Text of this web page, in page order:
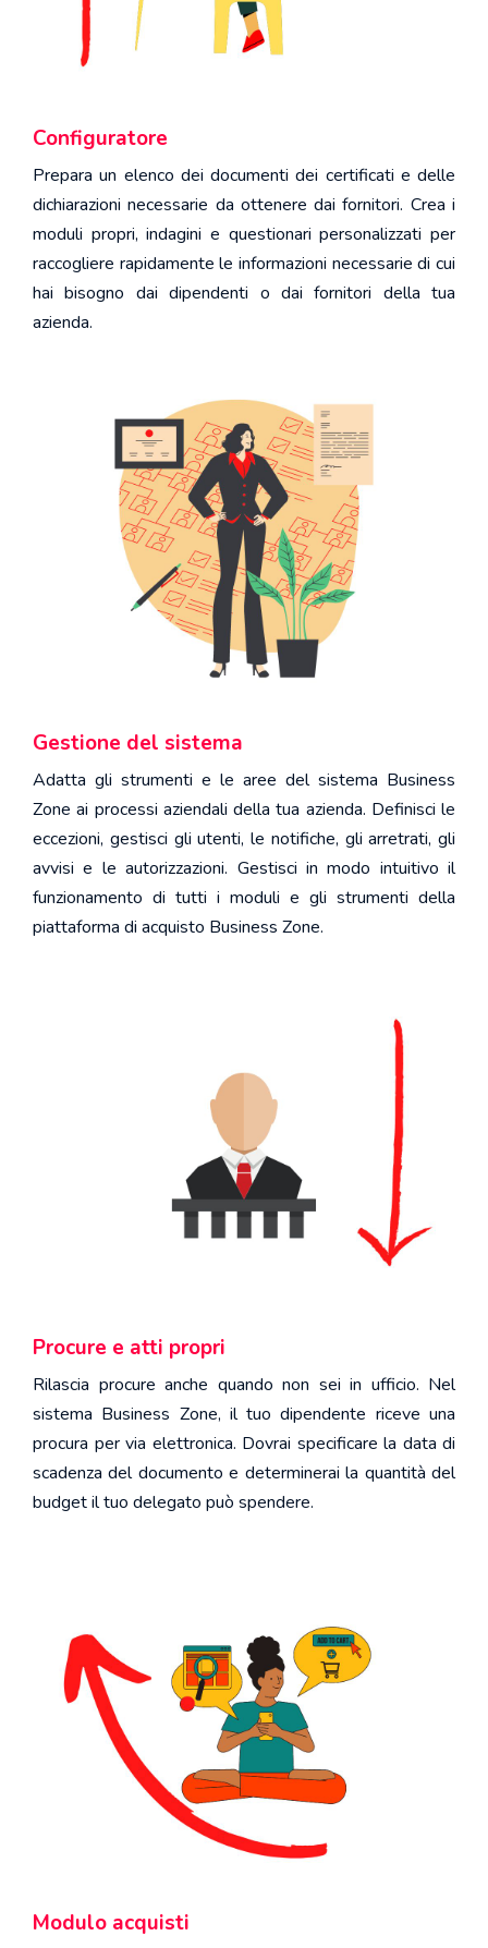
Configuratore
Prepara un elenco dei documenti dei certificati e delle
dichiarazioni necessarie da ottenere dai fornitori. Crea i
moduli propri, indagini e questionari personalizzati per
raccogliere rapidamente le informazioni necessarie di cui
hai bisogno dai dipendenti o dai fornitori della tua
azienda.
Gestione del sistema
Adatta gli strumenti e le aree del sistema Business
Zone ai processi aziendali della tua azienda. Definisci le
eccezioni, gestisci gli utenti, le notifiche, gli arretrati, gli
avvisi e le autorizzazioni. Gestisci in modo intuitivo il
funzionamento di tutti i moduli e gli strumenti della
piattaforma di acquisto Business Zone.
Procure e atti propri
Rilascia procure anche quando non sei in ufficio. Nel
sistema Business Zone, il tuo dipendente riceve una
procura per via elettronica. Dovrai specificare la data di
scadenza del documento e determinerai la quantità del
budget il tuo delegato può spendere.
Modulo acquisti